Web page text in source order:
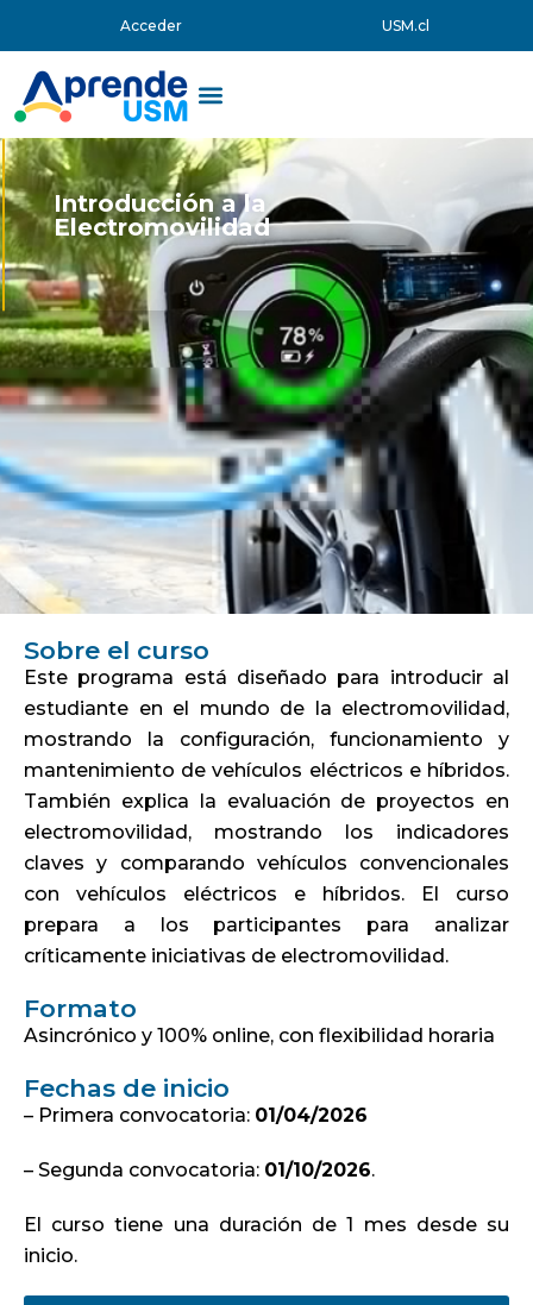
Acceder USM.cl
Introducción a la
Electromovilidad
Sobre el curso
Este programa está diseñado para introducir al
estudiante en el mundo de la electromovilidad,
mostrando la configuración, funcionamiento y
mantenimiento de vehículos eléctricos e híbridos.
También explica la evaluación de proyectos en
electromovilidad, mostrando los indicadores
claves y comparando vehículos convencionales
con vehículos eléctricos e híbridos. El curso
prepara a los participantes para analizar
críticamente iniciativas de electromovilidad.
Formato
Asincrónico y 100% online, con flexibilidad horaria
Fechas de inicio
– Primera convocatoria: 01/04/2026
– Segunda convocatoria: 01/10/2026.
El curso tiene una duración de 1 mes desde su
inicio.